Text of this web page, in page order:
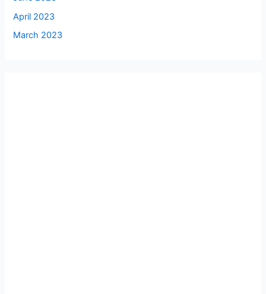
April 2023
March 2023